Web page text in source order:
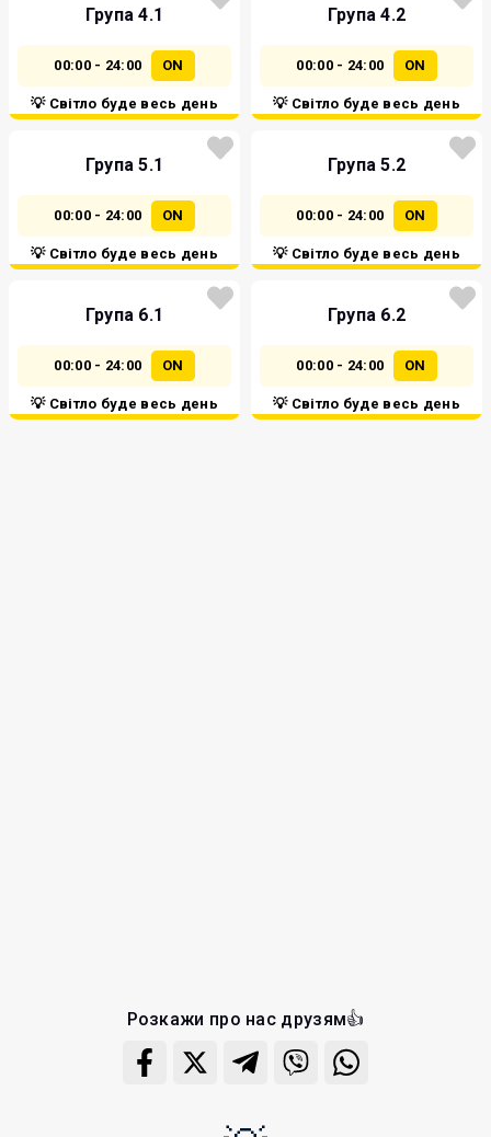
Група 4.1
00:00 - 24:00 ON
💡 Світло буде весь день
Група 4.2
00:00 - 24:00 ON
💡 Світло буде весь день
Група 5.1
00:00 - 24:00 ON
💡 Світло буде весь день
Група 5.2
00:00 - 24:00 ON
💡 Світло буде весь день
Група 6.1
00:00 - 24:00 ON
💡 Світло буде весь день
Група 6.2
00:00 - 24:00 ON
💡 Світло буде весь день
Розкажи про нас друзям👍